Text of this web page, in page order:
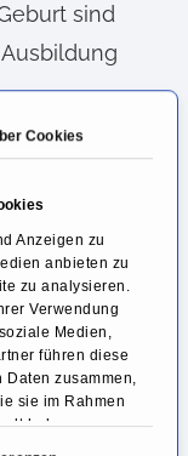
Cookies
Anzeigen zu
anbieten zu
zu analysieren.
Verwendung
Medien,
führen diese
zusammen,
sie im Rahmen
haben.
sind
anhand
eingeteilt
kommt es